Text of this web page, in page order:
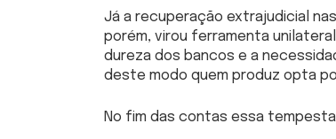
Já a recuperação extrajudicial
porém, virou ferramenta
dureza dos bancos e a
deste modo quem produz opta
No fim das contas essa